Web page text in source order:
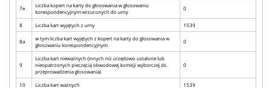
7e
Liczba kopert na karty do głosowania w głosowaniu
korespondencyjnym wrzuconych do urny
0
8 Liczba kart wyjętych z urny 1539
8a
w tym liczba kart wyjętych z kopert na karty do głosowania w
głosowaniu korespondencyjnym
0
9
Liczba kart nieważnych (innych niż urzędowo ustalone lub
nieopatrzonych pieczęcią obwodowej komisji wyborczej ds.
przeprowadzenia głosowania)
0
10 Liczba kart ważnych
1539